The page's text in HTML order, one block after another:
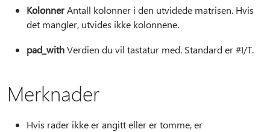
KolonnerAntall kolonner i den utvidede matrisen. Hvis
det mangler, utvides ikke kolonnene.
pad_withVerdien du vil tastatur med. Standard er #I/T.
Merknader
Hvis rader ikke er angitt eller er tomme, er